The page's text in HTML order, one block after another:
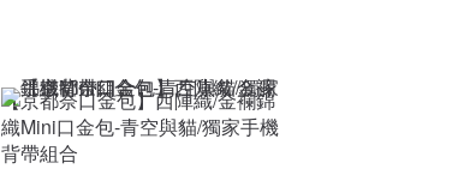
【京都奈口金包】西陣織/金襴錦
織Mini口金包-青空與貓/獨家手機
背帶組合